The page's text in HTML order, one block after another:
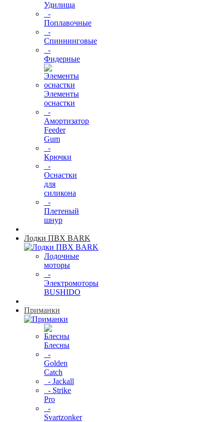
Удилища
-
Поплавочные
-
Спиннинговые
-
Фидерные
Элементы
оснастки
-
Амортизатор
Feeder
Gum
-
Крючки
-
Оснастки
для
силикона
-
Плетеный
шнур
Лодки ПВХ BARK
Лодочные
моторы
-
Электромоторы
BUSHIDO
Приманки
Блесны
-
Golden
Catch
- Jackall
- Strike
Pro
-
Svartzonker